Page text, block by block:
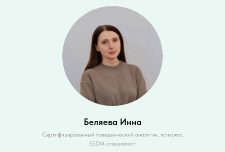
Беляева Инна
Сертифицированный поведенческий аналитик, психолог,
ESDM-специалист